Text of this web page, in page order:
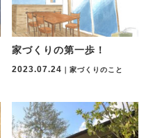
家づくりの第一歩！
2023.07.24 ｜家づくりのこと